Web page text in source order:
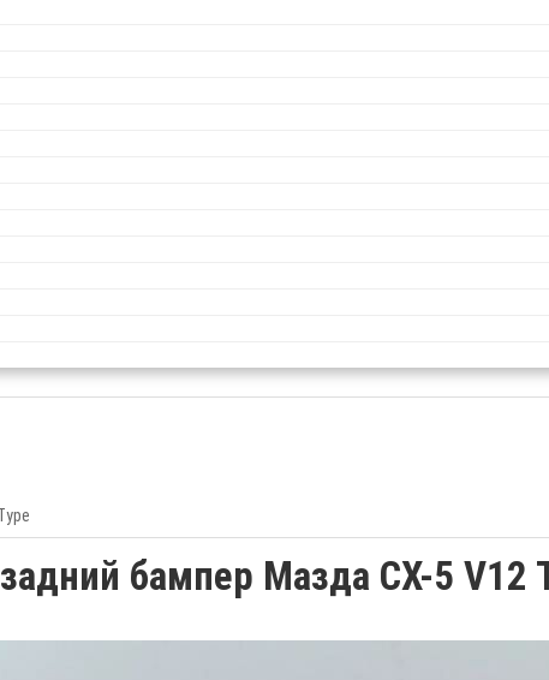
бампер Мазда СХ-5 V12